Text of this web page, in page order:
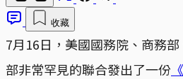
收藏
7月16日，美國國務院、商務
部非常罕見的聯合發出了一份